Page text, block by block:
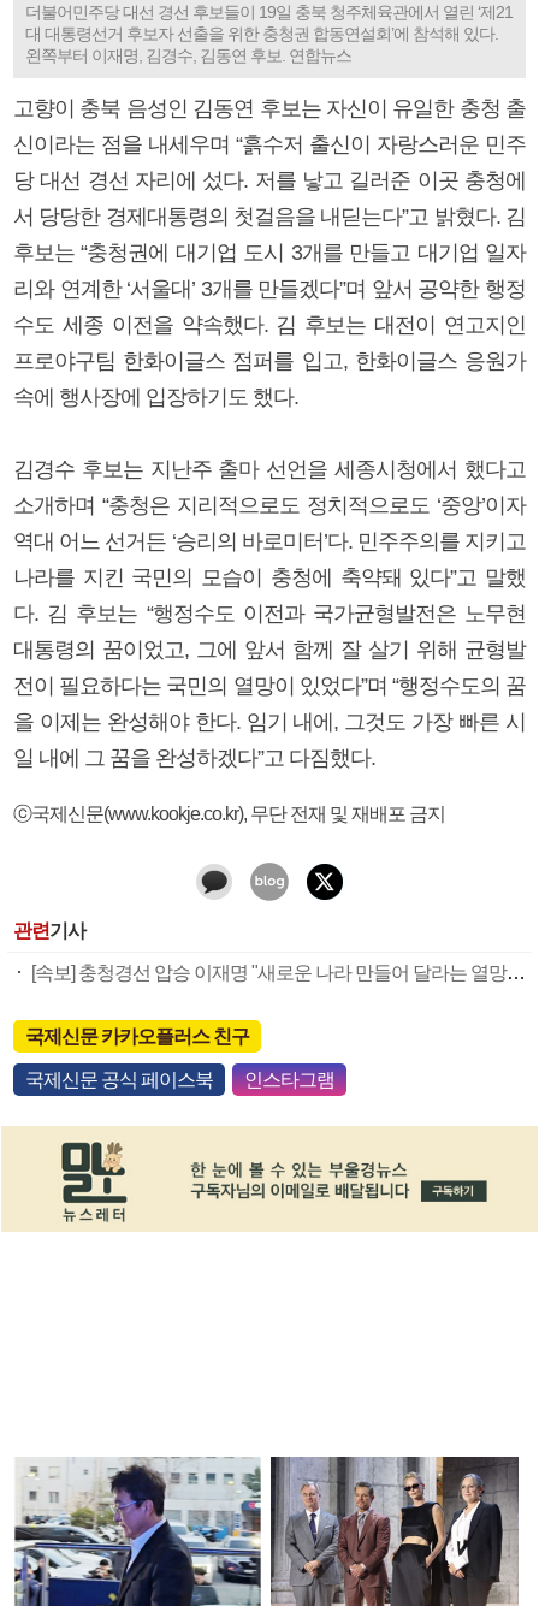
더불어민주당 대선 경선 후보들이 19일 충북 청주체육관에서 열린 ‘제21
대 대통령선거 후보자 선출을 위한 충청권 합동연설회’에 참석해 있다.
왼쪽부터 이재명, 김경수, 김동연 후보. 연합뉴스
고향이 충북 음성인 김동연 후보는 자신이 유일한 충청 출
신이라는 점을 내세우며 “흙수저 출신이 자랑스러운 민주
당 대선 경선 자리에 섰다. 저를 낳고 길러준 이곳 충청에
서 당당한 경제대통령의 첫걸음을 내딛는다”고 밝혔다. 김
후보는 “충청권에 대기업 도시 3개를 만들고 대기업 일자
리와 연계한 ‘서울대’ 3개를 만들겠다”며 앞서 공약한 행정
수도 세종 이전을 약속했다. 김 후보는 대전이 연고지인
프로야구팀 한화이글스 점퍼를 입고, 한화이글스 응원가
속에 행사장에 입장하기도 했다.
김경수 후보는 지난주 출마 선언을 세종시청에서 했다고
소개하며 “충청은 지리적으로도 정치적으로도 ‘중앙’이자
역대 어느 선거든 ‘승리의 바로미터’다. 민주주의를 지키고
나라를 지킨 국민의 모습이 충청에 축약돼 있다”고 말했
다. 김 후보는 “행정수도 이전과 국가균형발전은 노무현
대통령의 꿈이었고, 그에 앞서 함께 잘 살기 위해 균형발
전이 필요하다는 국민의 열망이 있었다”며 “행정수도의 꿈
을 이제는 완성해야 한다. 임기 내에, 그것도 가장 빠른 시
일 내에 그 꿈을 완성하겠다”고 다짐했다.
ⓒ국제신문(www.kookje.co.kr), 무단 전재 및 재배포 금지
관련기사
[속보] 충청경선 압승 이재명 "새로운 나라 만들어 달라는 열망 잘 받들 것"
국제신문 카카오플러스 친구
국제신문 공식 페이스북 인스타그램